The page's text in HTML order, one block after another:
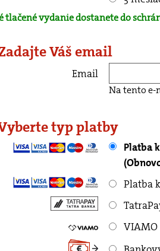
tlačené vydanie dostanete do
Váš email
Email
Na tento e-
typ platby
Platba
Platba
VIAMO